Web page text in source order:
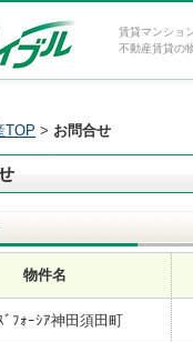
賃貸マンショ
不動産賃貸の
TOP > お問合せ
物件名
ﾞﾌｫｰｼｱ神田須田町